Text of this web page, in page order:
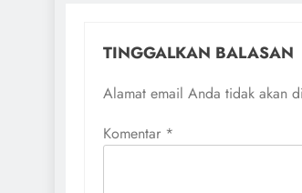
TINGGALKAN BALASAN
Alamat email Anda tidak akan
Komentar *